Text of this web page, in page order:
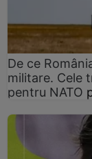
De ce
militare. Cele
pentru NATO